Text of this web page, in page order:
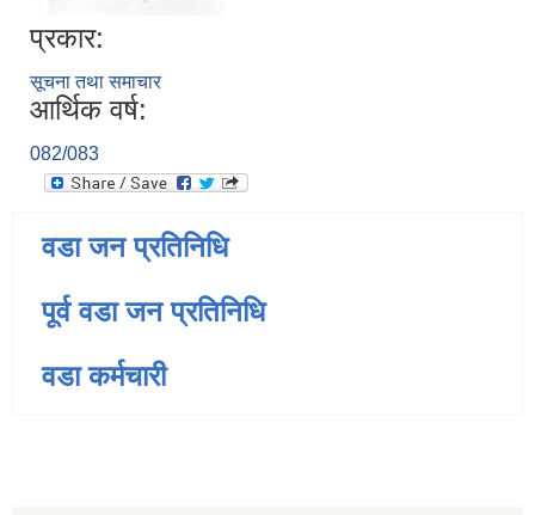
प्रकार:
सूचना तथा समाचार
आर्थिक वर्ष:
082/083
वडा जन प्रतिनिधि
पूर्व वडा जन प्रतिनिधि
वडा कर्मचारी